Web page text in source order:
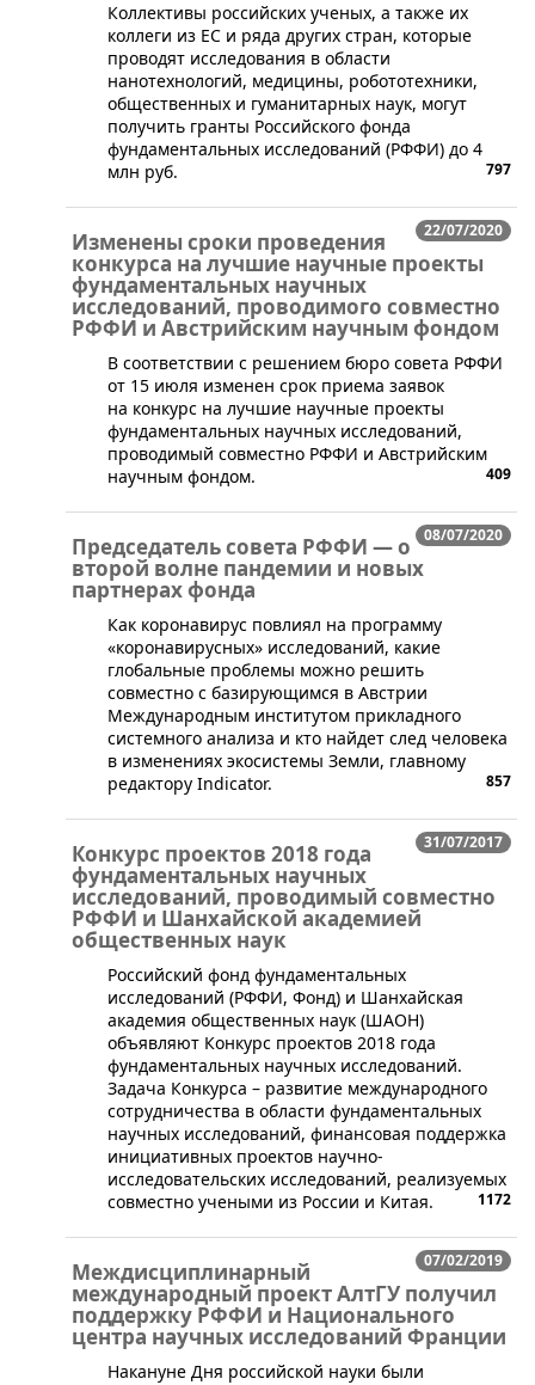
Коллективы российских ученых, а также их
коллеги из ЕС и ряда других стран, которые
проводят исследования в области
нанотехнологий, медицины, робототехники,
общественных и гуманитарных наук, могут
получить гранты Российского фонда
фундаментальных исследований (РФФИ) до 4
млн руб.
797
22/07/2020
Изменены сроки проведения
конкурса на лучшие научные проекты
фундаментальных научных
исследований, проводимого совместно
РФФИ и Австрийским научным фондом
​​​В соответствии с решением бюро совета РФФИ
от 15 июля изменен срок приема заявок
на конкурс на лучшие научные проекты
фундаментальных научных исследований,
проводимый совместно РФФИ и Австрийским
научным фондом.
409
08/07/2020
Председатель совета РФФИ — о
второй волне пандемии и новых
партнерах фонда
Как коронавирус повлиял на программу
«коронавирусных» исследований, какие
глобальные проблемы можно решить
совместно с базирующимся в Австрии
Международным институтом прикладного
системного анализа и кто найдет след человека
в изменениях экосистемы Земли, главному
редактору Indicator.
857
31/07/2017
Конкурс проектов 2018 года
фундаментальных научных
исследований, проводимый совместно
РФФИ и Шанхайской академией
общественных наук
Российский фонд фундаментальных
исследований (РФФИ, Фонд) и Шанхайская
академия общественных наук (ШАОН)
объявляют Конкурс проектов 2018 года
фундаментальных научных исследований.
Задача Конкурса – развитие международного
сотрудничества в области фундаментальных
научных исследований, финансовая поддержка
инициативных проектов научно-
исследовательских исследований, реализуемых
совместно учеными из России и Китая.
1172
07/02/2019
Междисциплинарный
международный проект АлтГУ получил
поддержку РФФИ и Национального
центра научных исследований Франции
​Накануне Дня российской науки были